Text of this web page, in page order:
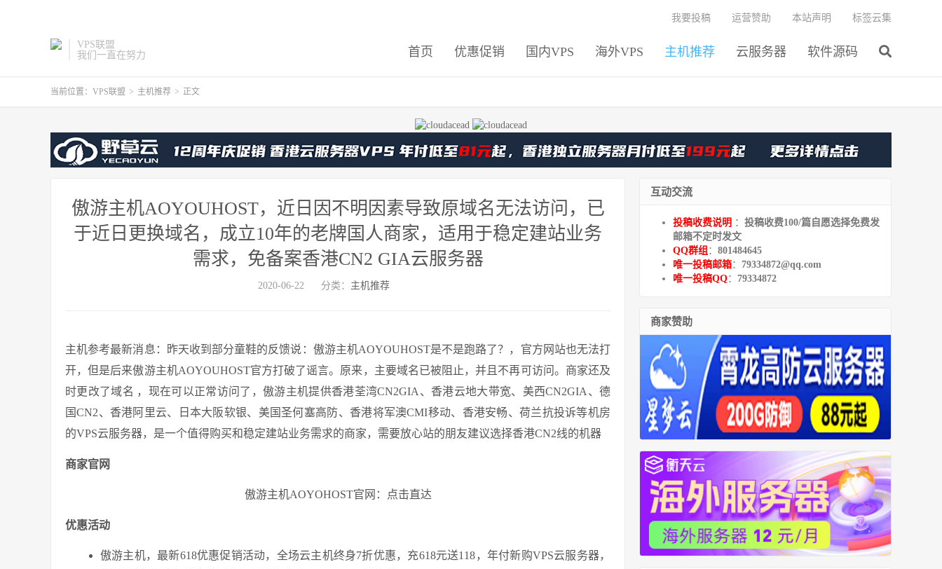
VPS联盟
我们一直在努力
首页 优惠促销 国内VPS 海外VPS 主机推荐 云服务器 软件源码
我要投稿 运营赞助 本站声明 标签云集
当前位置： VPS联盟 > 主机推荐 > 正文
傲游主机AOYOUHOST，近日因不明因素导致原域名无法访问，已
于近日更换域名，成立10年的老牌国人商家，适用于稳定建站业务
需求，免备案香港CN2 GIA云服务器
2020-06-22 分类： 主机推荐
主机参考最新消息：昨天收到部分童鞋的反馈说：傲游主机AOYOUHOST是不是跑路了？，官方网站也无法打
开，但是后来傲游主机AOYOUHOST官方打破了谣言。原来，主要域名已被阻止，并且不再可访问。商家还及
时更改了域名 ，现在可以正常访问了，傲游主机提供香港荃湾CN2GIA、香港云地大带宽、美西CN2GIA、德
国CN2、香港阿里云、日本大阪软银、美国圣何塞高防、香港将军澳CMI移动、香港安畅、荷兰抗投诉等机房
的VPS云服务器，是一个值得购买和稳定建站业务需求的商家，需要放心站的朋友建议选择香港CN2线的机器
商家官网
傲游主机AOYOHOST官网：点击直达
优惠活动
傲游主机，最新618优惠促销活动，全场云主机终身7折优惠，充618元送118，年付新购VPS云服务器，
互动交流
投稿收费说明 ： 投稿收费100/篇自愿选择免费发
邮箱不定时发文
QQ群组 ： 801484645
唯一投稿邮箱： 79334872@qq.com
唯一投稿QQ： 79334872
商家赞助